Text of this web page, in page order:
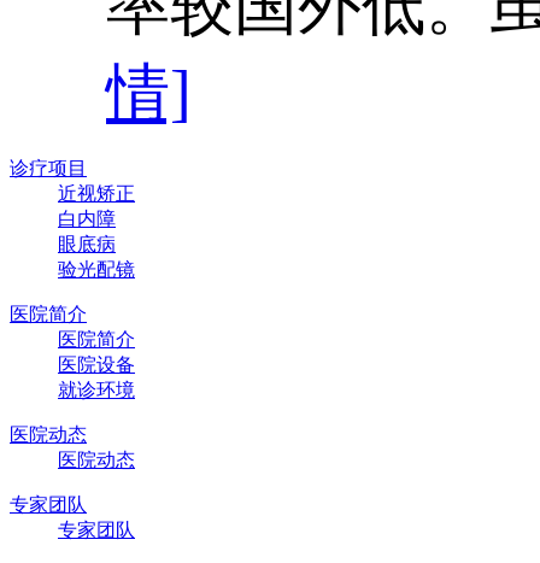
情]
诊疗项目
近视矫正
白内障
眼底病
验光配镜
医院简介
医院简介
医院设备
就诊环境
医院动态
医院动态
专家团队
专家团队